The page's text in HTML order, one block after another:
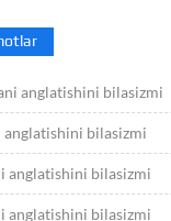
anglatishini bilasizmi
bilasizmi
anglatishini bilasizmi
anglatishini bilasizmi